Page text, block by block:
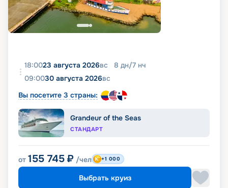
18:0023 августа 2026вс 8 дн/7 нч
09:0030 августа 2026вс
Вы посетите 3 страны:
Grandeur of the Seas
СТАНДАРТ
от 155 745 ₽ /чел +1 000
Выбрать круиз